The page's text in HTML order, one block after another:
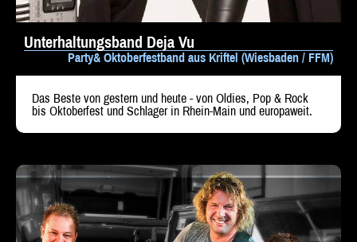
Unterhaltungsband Deja Vu
Party& Oktoberfestband aus Kriftel (Wiesbaden / FFM)
Das Beste von gestern und heute - von Oldies, Pop & Rock
bis Oktoberfest und Schlager in Rhein-Main und europaweit.